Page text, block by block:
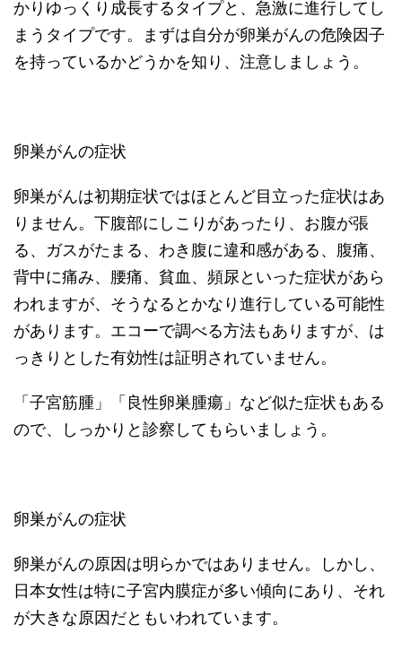
かりゆっくり成長するタイプと、急激に進行してし
まうタイプです。まずは自分が卵巣がんの危険因子
を持っているかどうかを知り、注意しましょう。
卵巣がんの症状
卵巣がんは初期症状ではほとんど目立った症状はあ
りません。下腹部にしこりがあったり、お腹が張
る、ガスがたまる、わき腹に違和感がある、腹痛、
背中に痛み、腰痛、貧血、頻尿といった症状があら
われますが、そうなるとかなり進行している可能性
があります。エコーで調べる方法もありますが、は
っきりとした有効性は証明されていません。
「子宮筋腫」「良性卵巣腫瘍」など似た症状もある
ので、しっかりと診察してもらいましょう。
卵巣がんの症状
卵巣がんの原因は明らかではありません。しかし、
日本女性は特に子宮内膜症が多い傾向にあり、それ
が大きな原因だともいわれています。